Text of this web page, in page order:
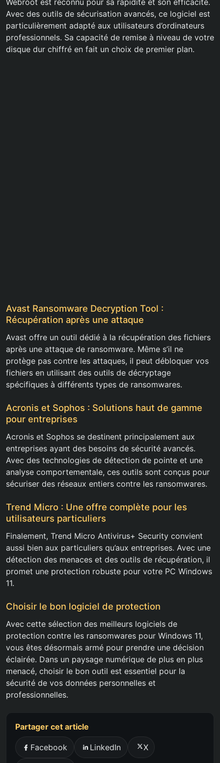
Webroot est reconnu pour sa rapidité et son efficacité.
Avec des outils de sécurisation avancés, ce logiciel est
particulièrement adapté aux utilisateurs d’ordinateurs
professionnels. Sa capacité de remise à niveau de votre
disque dur chiffré en fait un choix de premier plan.
Avast Ransomware Decryption Tool :
Récupération après une attaque
Avast offre un outil dédié à la récupération des fichiers
après une attaque de ransomware. Même s’il ne
protège pas contre les attaques, il peut débloquer vos
fichiers en utilisant des outils de décryptage
spécifiques à différents types de ransomwares.
Acronis et Sophos : Solutions haut de gamme
pour entreprises
Acronis et Sophos se destinent principalement aux
entreprises ayant des besoins de sécurité avancés.
Avec des technologies de détection de pointe et une
analyse comportementale, ces outils sont conçus pour
sécuriser des réseaux entiers contre les ransomwares.
Trend Micro : Une offre complète pour les
utilisateurs particuliers
Finalement, Trend Micro Antivirus+ Security convient
aussi bien aux particuliers qu’aux entreprises. Avec une
détection des menaces et des outils de récupération, il
promet une protection robuste pour votre PC Windows
11.
Choisir le bon logiciel de protection
Avec cette sélection des meilleurs logiciels de
protection contre les ransomwares pour Windows 11,
vous êtes désormais armé pour prendre une décision
éclairée. Dans un paysage numérique de plus en plus
menacé, choisir le bon outil est essentiel pour la
sécurité de vos données personnelles et
professionnelles.
Partager cet article
Facebook LinkedIn X